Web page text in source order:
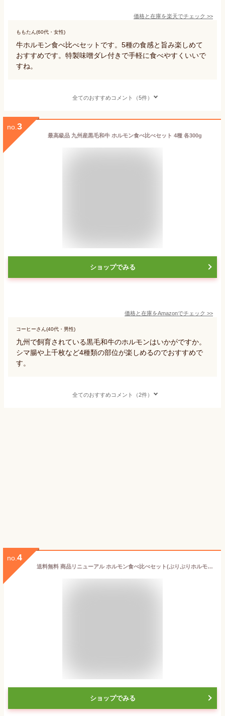
価格と在庫を楽天でチェック >>
ももたん(60代・女性)
牛ホルモン食べ比べセットです。5種の食感と旨み楽しめて
おすすめです。特製味噌ダレ付きで手軽に食べやすくいいで
すね。
全てのおすすめコメント（5件）
no. 3
最高級品 九州産黒毛和牛 ホルモン食べ比べセット 4種 各300g
ショップでみる
価格と在庫をAmazonでチェック >>
コーヒーさん(40代・男性)
九州で飼育されている黒毛和牛のホルモンはいかがですか。
シマ腸や上千枚など4種類の部位が楽しめるのでおすすめで
す。
全てのおすすめコメント（2件）
no. 4
送料無料 商品リニューアル ホルモン食べ比べセット(ぷりぷりホルモン・とろけるホルモン・ギアラ・丸腸)各200g 焼肉・バーベキュー(BBQ)に！
ショップでみる